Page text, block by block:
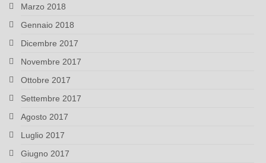
Marzo 2018
Gennaio 2018
Dicembre 2017
Novembre 2017
Ottobre 2017
Settembre 2017
Agosto 2017
Luglio 2017
Giugno 2017